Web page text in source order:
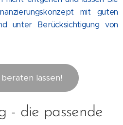
mit guten
unter Berücksichtigung von
lassen!
- die passende